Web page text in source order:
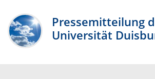
Pressemitteilung
Universität